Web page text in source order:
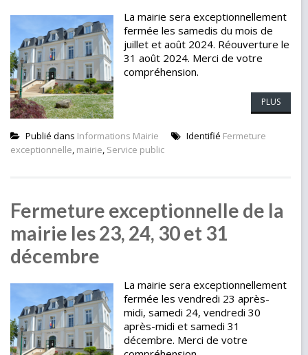
La mairie sera exceptionnellement
fermée les samedis du mois de
juillet et août 2024. Réouverture le
31 août 2024. Merci de votre
compréhension.
PLUS
Publié dans Informations Mairie Identifié Fermeture
exceptionnelle, mairie, Service public
Fermeture exceptionnelle de la
mairie les 23, 24, 30 et 31
décembre
La mairie sera exceptionnellement
fermée les vendredi 23 après-
midi, samedi 24, vendredi 30
après-midi et samedi 31
décembre. Merci de votre